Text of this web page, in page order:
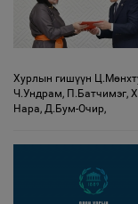
Хурлын гишүүн
Ч.Ундрам, П.Батчимэг,
Нара, Д.Бум-Очир,